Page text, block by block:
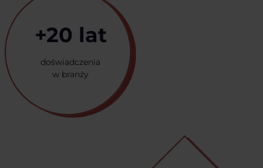
+20 lat
doświadczenia
w branży